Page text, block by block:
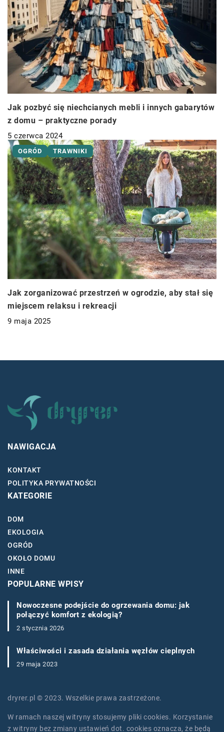
Jak pozbyć się niechcianych mebli i innych gabarytów
z domu – praktyczne porady
5 czerwca 2024
OGRÓD TRAWNIKI
Jak zorganizować przestrzeń w ogrodzie, aby stał się
miejscem relaksu i rekreacji
9 maja 2025
NAWIGACJA
KONTAKT
POLITYKA PRYWATNOŚCI
KATEGORIE
DOM
EKOLOGIA
OGRÓD
OKOŁO DOMU
INNE
POPULARNE WPISY
Nowoczesne podejście do ogrzewania domu: jak
połączyć komfort z ekologią?
2 stycznia 2026
Właściwości i zasada działania węzłów cieplnych
29 maja 2023
dryrer.pl © 2023. Wszelkie prawa zastrzeżone.
W ramach naszej witryny stosujemy pliki cookies. Korzystanie
z witryny bez zmiany ustawień dot. cookies oznacza, że będą